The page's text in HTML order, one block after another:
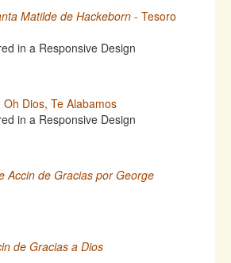
Matilde de Hackeborn - Tesoro
Oh Dios, Te Alabamos
Accin de Gracias por George
de Gracias a Dios